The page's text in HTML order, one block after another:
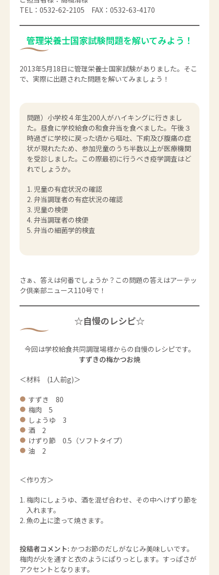
TEL：0532-62-2105 FAX：0532-63-4170
管理栄養士国家試験問題を解いてみよう！
2013年5月18日に管理栄養士国家試験がありました。そこ
で、実際に出題された問題を解いてみましょう！
問題）小学校４年生200人がハイキングに行きまし
た。昼食に学校給食の和食弁当を食べました。午後３
時過ぎに学校に戻った頃から嘔吐、下痢及び腹痛の症
状が現れたため、参加児童のうち半数以上が医療機関
を受診しました。この際最初に行うべき疫学調査はど
れでしょうか。
児童の有症状況の確認
弁当調理者の有症状況の確認
児童の検便
弁当調理者の検便
弁当の細菌学的検査
さぁ、答えは何番でしょうか？この問題の答えはアーテッ
ク倶楽部ニュース110号で！
☆自慢のレシピ☆
今回は学校給食共同調理場様からの自慢のレシピです。
すずきの梅かつお焼
＜材料 (1人前g)＞
すずき 80
梅肉 5
しょうゆ 3
酒 2
けずり節 0.5（ソフトタイプ）
油 2
＜作り方＞
梅肉にしょうゆ、酒を混ぜ合わせ、その中へけずり節を
入れます。
魚の上に塗って焼きます。
投稿者コメント: かつお節のだしがなじみ美味しいです。
梅肉が火を通すと衣のようにぱりっとします。すっぱさが
アクセントとなります。